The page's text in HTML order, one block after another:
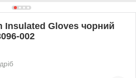
Insulated Gloves чорний
002